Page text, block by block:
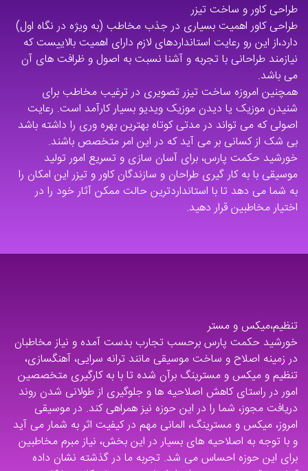
طراحی کاور و ساخت تیزر
طراحی کاور اهمیت بسیاری در جذب مخاطب (به ویژه در نگاه اول)
دارد،از این رو رعایت استانداردهای لازم دارای اهمیت بالاییست که
نیازمند طراحانی با تجربه و آشنا نسبت به اصول و ظرافت های آن
می باشد.
همچنین امروزه ساخت تیزر تصویری در ترغیب مخاطب برای
شنیدن موزیک یا دیدن موزیک ویدیو بسیار کارآمد است. رعایت
اصولی که می تواند در مدتی کوتاه بهترین بهره وری را داشته باشد
بی شک از کسانی بر می آید که در این امر متخصص باشند.
خورشید حکمت پارس، برای آسان سازی و تسریع امور تولید
موسیقی با به کار گیری طراحان و سازندگان کاور و تیزر این امکان را
به شما می دهد تا با استانداردترین حالت ممکن آثار خود را در
اختیار مخاطبین قرار دهید.
تنظیم،میکس و مستر
خورشید حکمت پارس برحسب تجارب بدست آمده و نیاز مخاطبان
در زمینه اصلاح و ساخت موسیقی مانند ترانه سرایی، آهنگسازی،
تنظیم و میکس و مسترینگ برآن شده تا با به کارگیری متخصصین
امور در راستای کاهش اصلاحیه ها و جلوگیری از طولانی شدن روند
دریافت مجوز، شما را در این حوزه نیز همراهی کند. در موسیقی
امروز، میکس و مسترینگ، المانی مهم در کیفیت اثر به شمار می آید
و با توجه به اصلاحیه های بسیار در این بخش، نیاز مبرم مخاطبین
برای این حوزه احساس می شد. تجربه ما در گذشته نشان داده